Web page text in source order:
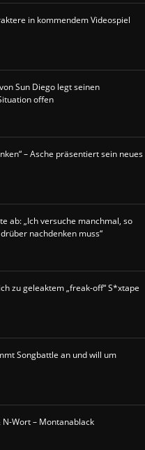
in kommendem Videospiel
Sun Diego legt seinen
offen
– Asche präsentiert sein neues
ab: „Ich versuche manchmal, so
nachdenken muss“
zu geleaktem „freak-off“ S*xtape
Songbattle an und will um
Wort – Montanablack